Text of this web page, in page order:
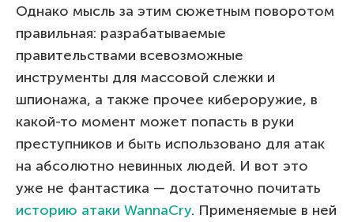
Однако мысль за этим сюжетным поворотом
правильная: разрабатываемые
правительствами всевозможные
инструменты для массовой слежки и
шпионажа, а также прочее кибероружие, в
какой-то момент может попасть в руки
преступников и быть использовано для атак
на абсолютно невинных людей. И вот это
уже не фантастика — достаточно почитать
историю атаки WannaCry. Применяемые в ней